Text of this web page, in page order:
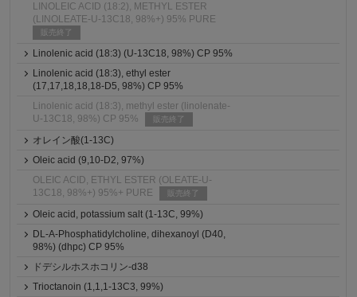
LINOLEIC ACID (18:2), METHYL ESTER
(LINOLEATE-U-13C18, 98%+) 95% PURE
販売終了
Linolenic acid (18:3) (U-13C18, 98%) CP 95%
Linolenic acid (18:3), ethyl ester
(17,17,18,18,18-D5, 98%) CP 95%
Linolenic acid (18:3), methyl ester (linolenate-
U-13C18, 98%) CP 95%
販売終了
オレイン酸(1-13C)
Oleic acid (9,10-D2, 97%)
OLEIC ACID, ETHYL ESTER (OLEATE-U-
13C18, 98%+) 95%+ PURE
販売終了
Oleic acid, potassium salt (1-13C, 99%)
DL-A-Phosphatidylcholine, dihexanoyl (D40,
98%) (dhpc) CP 95%
ドデシルホスホコリン-d38
Trioctanoin (1,1,1-13C3, 99%)